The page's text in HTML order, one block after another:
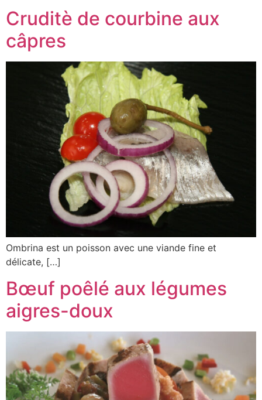
Cruditè de courbine aux
câpres
Ombrina est un poisson avec une viande fine et
délicate, […]
Bœuf poêlé aux légumes
aigres-doux